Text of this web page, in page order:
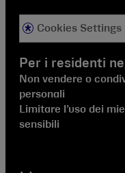
Cookies Settings
Per i residenti
Non vendere o
personali
Limitare l’uso dei
sensibili